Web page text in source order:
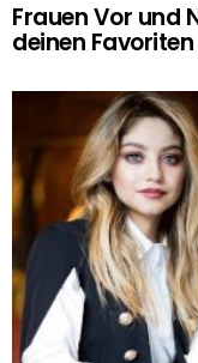
Frauen Vor und
deinen Favoriten